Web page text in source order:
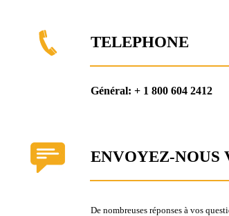
TELEPHONE
Général: + 1 800 604 2412
ENVOYEZ-NOUS
De nombreuses réponses à vos